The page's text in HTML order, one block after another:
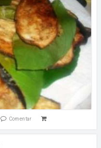
Comentar